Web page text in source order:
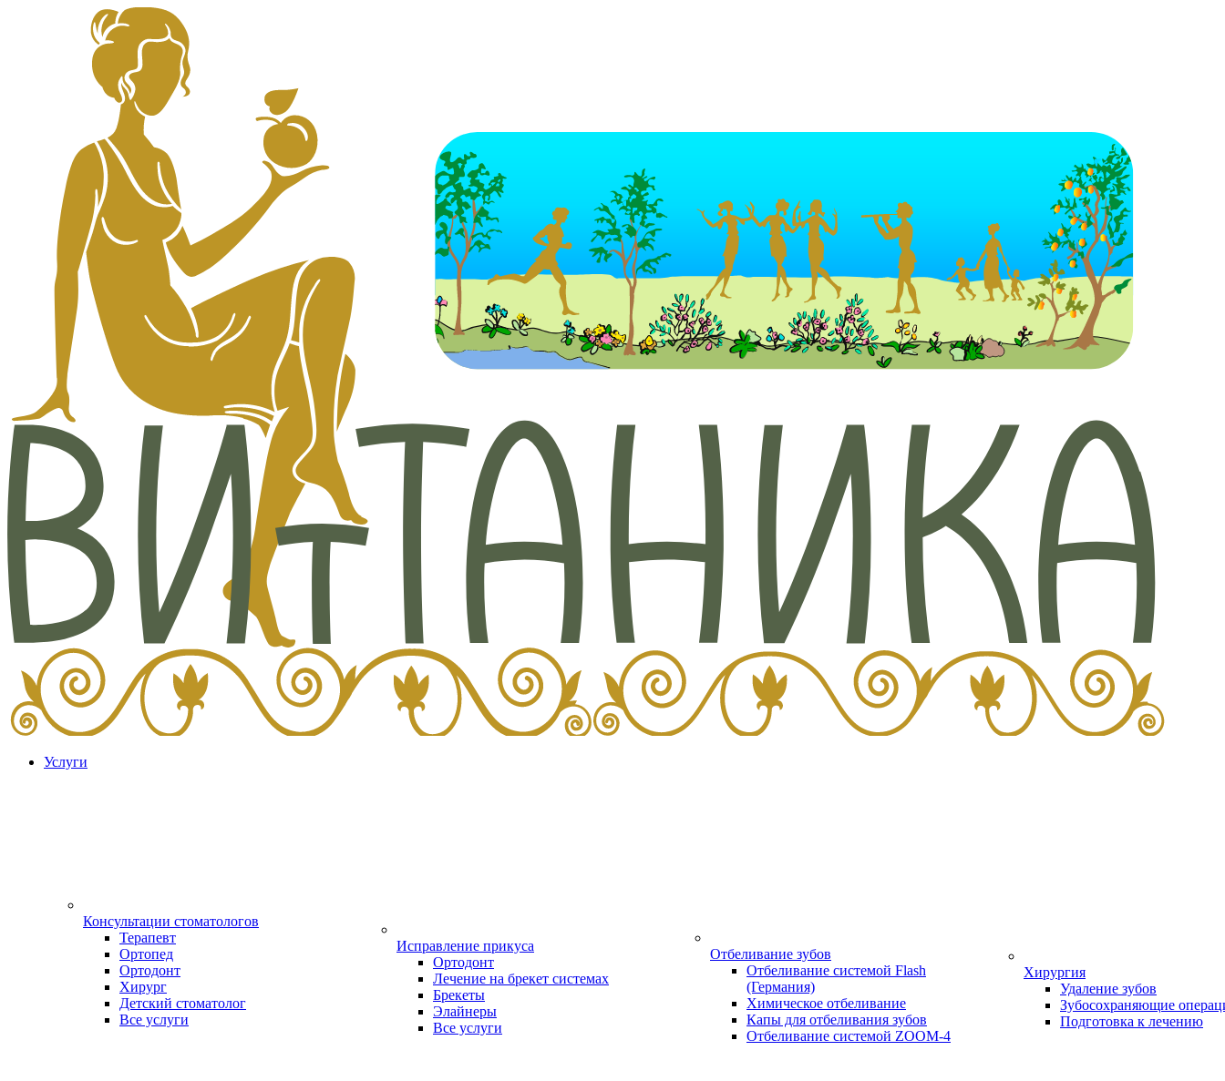
Услуги
Консультации стоматологов
Терапевт
Ортопед
Ортодонт
Хирург
Детский стоматолог
Все услуги
Исправление прикуса
Ортодонт
Лечение на брекет системах
Брекеты
Элайнеры
Все услуги
Отбеливание зубов
Отбеливание системой Flash
(Германия)
Химическое отбеливание
Капы для отбеливания зубов
Отбеливание системой ZOOM-4
Хирургия
Удаление зубов
Зубосохраняющие
Подготовка к лечению